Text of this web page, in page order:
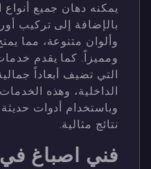
يمكنه دهان جميع
بالإضافة إلى تركيب
وألوان متنوعة، مما
ومميزاً. كما يقدم
التي تضيف أبعاداً
الداخلية، وهذه
وباستخدام أدوات
نتائج مثالية.
فني اصباغ في